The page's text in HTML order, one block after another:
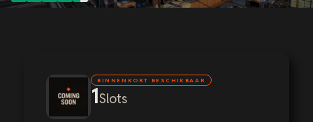
BINNENKORT BESCHIKBAAR
1Slots